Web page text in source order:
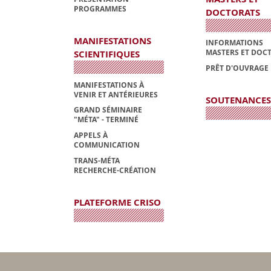
PROGRAMMES
MANIFESTATIONS
SCIENTIFIQUES
MANIFESTATIONS À
VENIR ET ANTÉRIEURES
GRAND SÉMINAIRE
"MÉTA" - TERMINÉ
APPELS À
COMMUNICATION
TRANS-MÉTA
RECHERCHE-CRÉATION
PLATEFORME CRISO
DOCTORATS
INFORMATIONS
MASTERS ET
PRÊT D'OUVRAGE
SOUTENANCES